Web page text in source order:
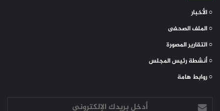
○ الأخبار
○ الملف الصحفى
○ التقارير المصورة
○ أنشطة رئيس المجلس
○ روابط هامة
أدخل